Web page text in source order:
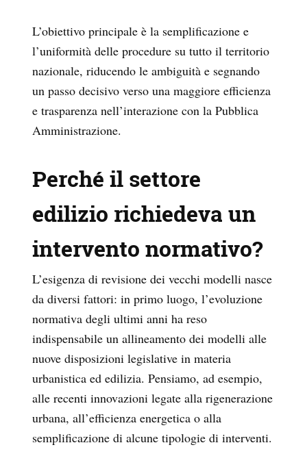
L’obiettivo principale è la semplificazione e
l’uniformità delle procedure su tutto il territorio
nazionale, riducendo le ambiguità e segnando
un passo decisivo verso una maggiore efficienza
e trasparenza nell’interazione con la Pubblica
Amministrazione.
Perché il settore
edilizio richiedeva un
intervento normativo?
L’esigenza di revisione dei vecchi modelli nasce
da diversi fattori: in primo luogo, l’evoluzione
normativa degli ultimi anni ha reso
indispensabile un allineamento dei modelli alle
nuove disposizioni legislative in materia
urbanistica ed edilizia. Pensiamo, ad esempio,
alle recenti innovazioni legate alla rigenerazione
urbana, all’efficienza energetica o alla
semplificazione di alcune tipologie di interventi.